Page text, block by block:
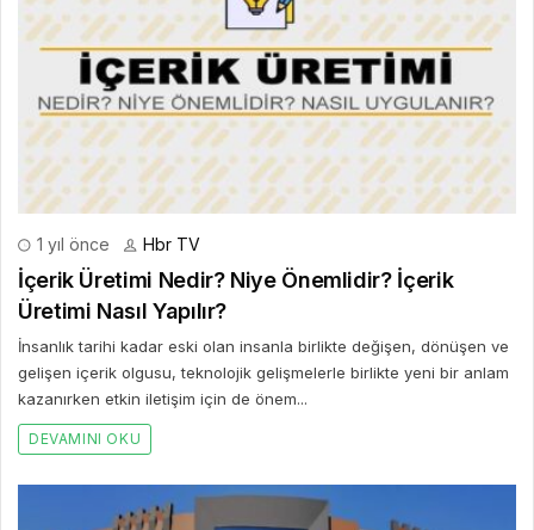
1 yıl önce Hbr TV
İçerik Üretimi Nedir? Niye Önemlidir? İçerik
Üretimi Nasıl Yapılır?
İnsanlık tarihi kadar eski olan insanla birlikte değişen, dönüşen ve
gelişen içerik olgusu, teknolojik gelişmelerle birlikte yeni bir anlam
kazanırken etkin iletişim için de önem...
DEVAMINI OKU